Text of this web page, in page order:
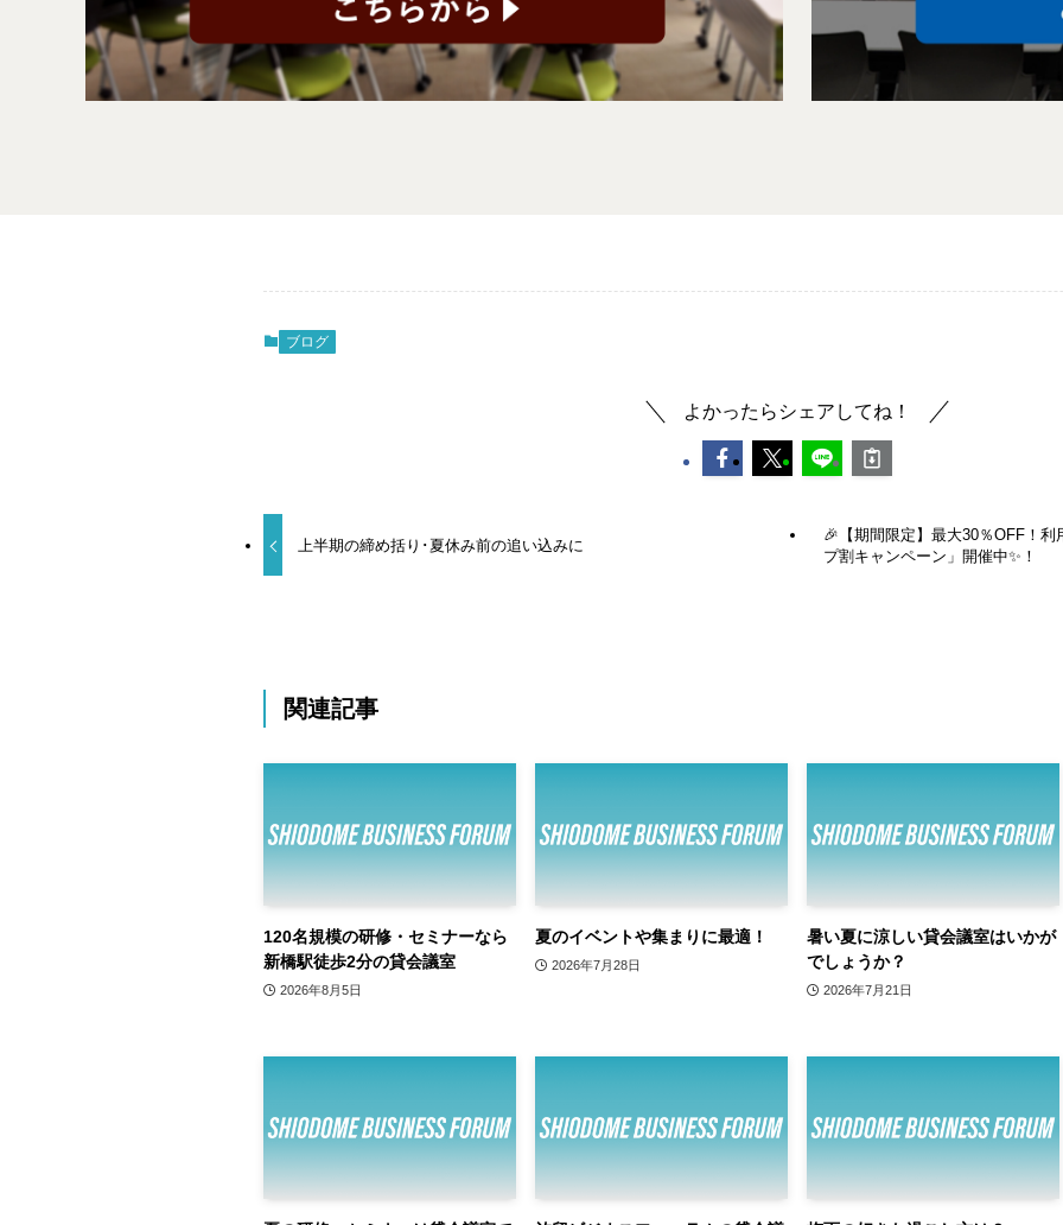
ブログ
よかったらシェアしてね！
上半期の締め括り･夏休み前の追い込みに
🎉【期間限定】最大30％OFF！
プ割キャンペーン」開催中✨！
関連記事
120名規模の研修・セミナーなら
新橋駅徒歩2分の貸会議室
2026年8月5日
夏のイベントや集まりに最適！
2026年7月28日
暑い夏に涼しい貸会議室はいかが
でしょうか？
2026年7月21日